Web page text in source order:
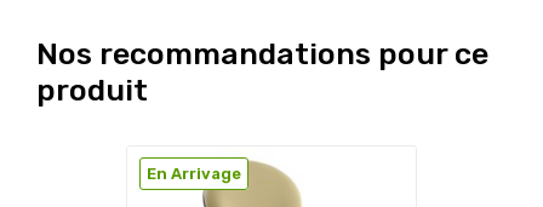
Nos recommandations pour ce
produit
En Arrivage